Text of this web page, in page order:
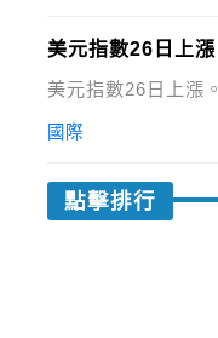
美元指數26日上漲
美元指數26日上漲。
國際
點擊排行